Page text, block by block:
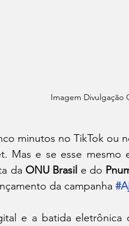
Imagem Divulgação
minutos no TikTok ou
Mas e se esse mesmo
da ONU Brasil e do
da campanha
e a batida eletrônica